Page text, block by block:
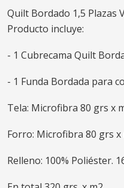
Quilt Bordado 1,5 Plazas
Producto incluye:
- 1 Cubrecama Quilt
- 1 Funda Bordada para
Tela: Microfibra 80 grs x
Forro: Microfibra 80 grs x
Relleno: 100% Poliéster.